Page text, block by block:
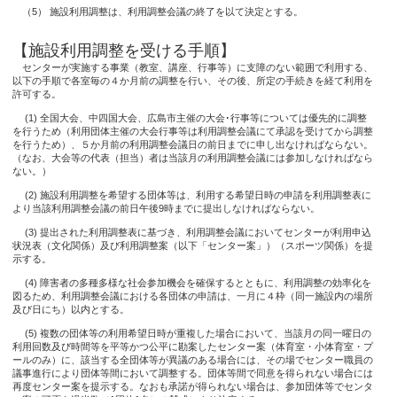
（5） 施設利用調整は、利用調整会議の終了を以て決定とする。
【施設利用調整を受ける手順】
センターが実施する事業（教室、講座、行事等）に支障のない範囲で利用する、
以下の手順で各室毎の４か月前の調整を行い、その後、所定の手続きを経て利用を
許可する。
(1) 全国大会、中四国大会、広島市主催の大会･行事等については優先的に調整
を行うため（利用団体主催の大会行事等は利用調整会議にて承認を受けてから調整
を行うため）、５か月前の利用調整会議日の前日までに申し出なければならない。
（なお、大会等の代表（担当）者は当該月の利用調整会議には参加しなければなら
ない。）
(2) 施設利用調整を希望する団体等は、利用する希望日時の申請を利用調整表に
より当該利用調整会議の前日午後9時までに提出しなければならない。
(3) 提出された利用調整表に基づき、利用調整会議においてセンターが利用申込
状況表（文化関係）及び利用調整案（以下「センター案」）（スポーツ関係）を提
示する。
(4) 障害者の多種多様な社会参加機会を確保するとともに、利用調整の効率化を
図るため、利用調整会議における各団体の申請は、一月に４枠（同一施設内の場所
及び日にち）以内とする。
(5) 複数の団体等の利用希望日時が重複した場合において、当該月の同一曜日の
利用回数及び時間等を平等かつ公平に勘案したセンター案（体育室・小体育室・プ
ールのみ）に、該当する全団体等が異議のある場合には、その場でセンター職員の
議事進行により団体等間において調整する。団体等間で同意を得られない場合には
再度センター案を提示する。なおも承諾が得られない場合は、参加団体等でセンタ